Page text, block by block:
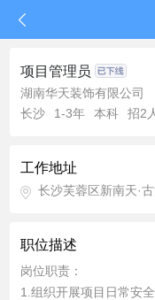
项目管理员
湖南华天装饰有限公司
长沙
1-3年 本科 招2
工作地址
长沙芙蓉区新南天·
职位描述
岗位职责：
1.组织开展项目日常安